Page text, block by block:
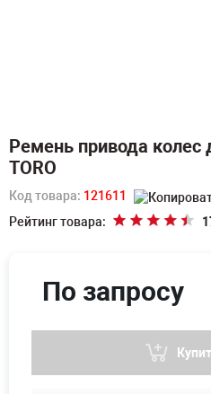
Ремень привода колес
TORO
Код товара: 121611
Рейтинг товара:
По запросу